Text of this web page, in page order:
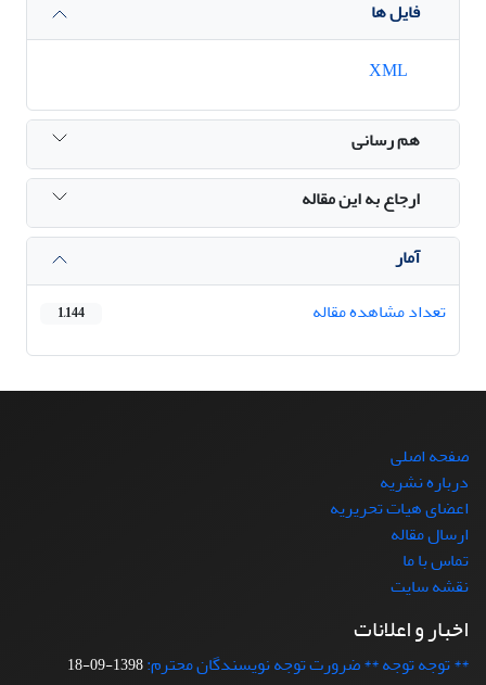
فایل ها
هم رسانی
ارجاع به این مقاله
آمار
تعداد مشاهده مقاله
1,144
صفحه اصلی
درباره نشریه
اعضای هیات تحریریه
ارسال مقاله
تماس با ما
نقشه سایت
اخبار و اعلانات
** توجه توجه ** ضرورت توجه نویسندگان محترم:1398-09-18